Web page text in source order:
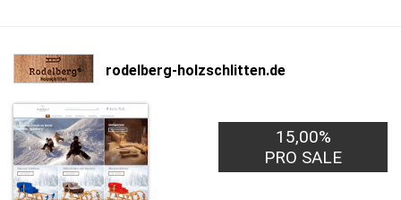
rodelberg-holzschlitten.de
15,00%
PRO SALE